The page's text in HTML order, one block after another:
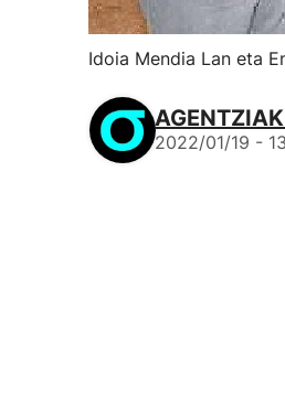
Idoia Mendia Lan eta
2022/01/19 -